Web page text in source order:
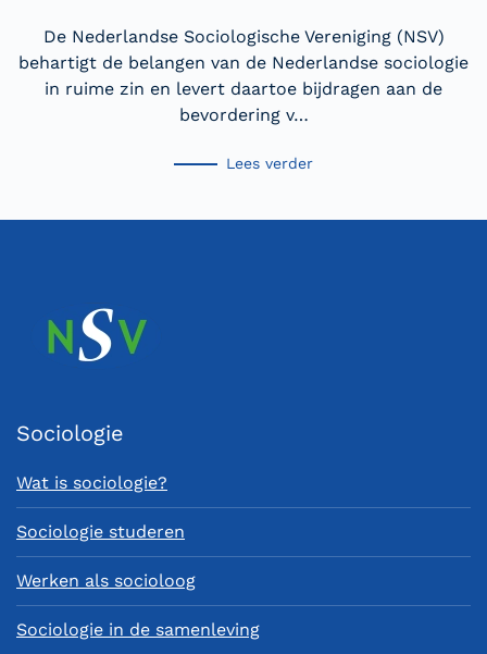
De Nederlandse Sociologische Vereniging (NSV)
behartigt de belangen van de Nederlandse sociologie
in ruime zin en levert daartoe bijdragen aan de
bevordering v…
Lees verder
Sociologie
Wat is sociologie?
Sociologie studeren
Werken als socioloog
Sociologie in de samenleving